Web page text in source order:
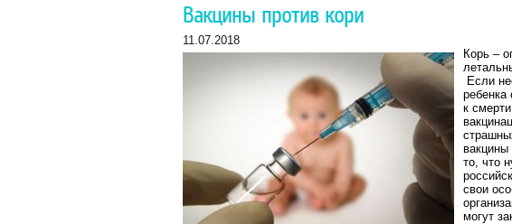
Вакцины против кори
11.07.2018
Корь –
Если
ребенка
к
то, что
свои
могут